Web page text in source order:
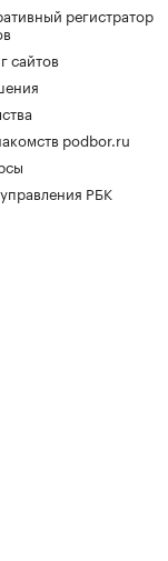
регистратор
сайтов
podbor.ru
РБК